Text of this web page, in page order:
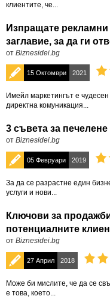
клиентите, че...
Изпращате
заглавие, за да ги
от Biznesidei.bg
15 Октомври 2021
Имейл маркетингът е
директна комуникация...
3 съвета за
от Biznesidei.bg
05 Февруари 2019
За да се разрастне един
услуги и нови...
Ключови за
потенциалните
от Biznesidei.bg
27 Април 2018
Може би мислите, че да се
е това, което...